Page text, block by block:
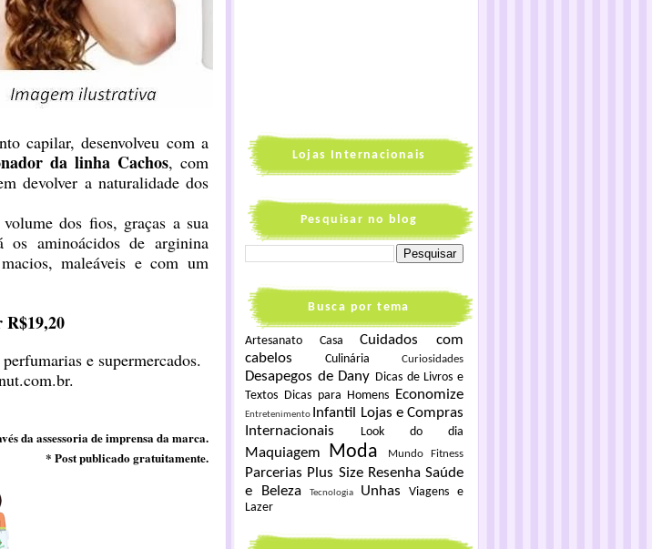
capilar, desenvolveu com a
da linha Cachos, com
devolver a naturalidade dos
dos fios, graças a sua
os aminoácidos de arginina
maleáveis e com um
e supermercados.
.
da assessoria de imprensa da marca.
* Post publicado gratuitamente.
Lojas Internacionais
Pesquisar no blog
Busca por tema
Artesanato Casa
Cuidados com
cabelos
Culinária Curiosidades
Desapegos de Dany Dicas de Livros e
Textos Dicas para Homens Economize
Entretenimento Infantil
Lojas e Compras
Internacionais
Look do dia
Maquiagem Moda Mundo Fitness
Parcerias Plus Size Resenha Saúde
e Beleza
Tecnologia Unhas
Viagens e
Lazer